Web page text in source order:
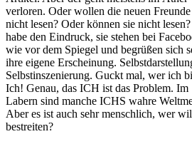
verloren. Oder wollen die neuen Freunde
nicht lesen? Oder können sie nicht
habe den Eindruck, sie stehen bei
wie vor dem Spiegel und begrüßen sich
ihre eigene Erscheinung.
Selbstinszenierung. Guckt mal, wer ich
Ich! Genau, das ICH ist das Problem. Im
Labern sind manche ICHS wahre
Aber es ist auch sehr menschlich, wer
bestreiten?